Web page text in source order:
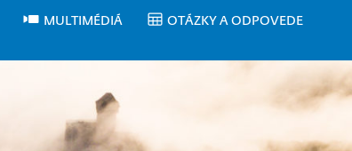
MULTIMÉDIÁ
OTÁZKY A ODPOVEDE